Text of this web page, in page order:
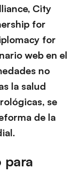
City
for
for
web en el
no
la salud
se
de la